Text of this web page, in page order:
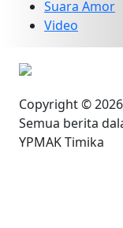
Suara Amor
Video
Copyright ©
Semua berita
YPMAK Timika